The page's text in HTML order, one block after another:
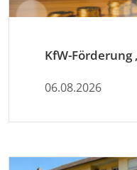
06.08.2026